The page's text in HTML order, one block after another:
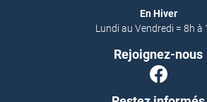
En Hiver
Lundi au Vendredi = 8h à
Rejoignez-nous